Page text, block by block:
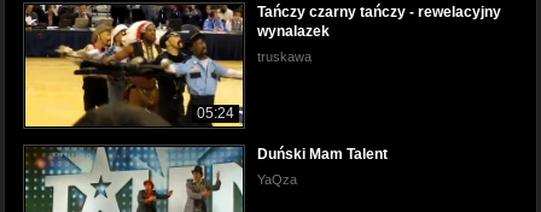
05:24
Tańczy czarny tańczy - rewelacyjny
wynalazek
truskawa
Duński Mam Talent
YaQza